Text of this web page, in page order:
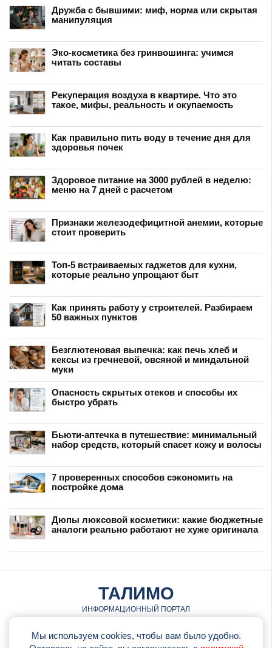
Дружба с бывшими: миф, норма или скрытая
манипуляция
Эко-косметика без гринвошинга: учимся
читать составы
Рекуперация воздуха в квартире. Что это
такое, мифы, реальность и окупаемость
Как правильно пить воду в течение дня для
здоровья почек
Здоровое питание на 3000 рублей в неделю:
меню на 7 дней с расчетом
Признаки железодефицитной анемии, которые
стоит проверить
Топ-5 встраиваемых гаджетов для кухни,
которые реально упрощают быт
Как принять работу у строителей. Разбираем
50 важных пунктов
Безглютеновая выпечка: как печь хлеб и
кексы из гречневой, овсяной и миндальной
муки
Опасность скрытых отеков и способы их
быстро убрать
Бьюти-аптечка в путешествие: минимальный
набор средств, который спасет кожу и волосы
7 проверенных способов сэкономить на
постройке дома
Дюпы люксовой косметики: какие бюджетные
аналоги реально работают не хуже оригинала
ТАЛИМО
ИНФОРМАЦИОННЫЙ ПОРТАЛ
Мы используем cookies, чтобы вам было удобно.